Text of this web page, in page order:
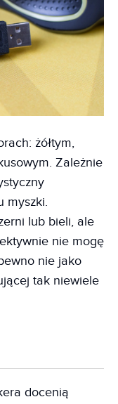
żółtym,
Zależnie
myszki.
lub bieli, ale
nie mogę
nie jako
tak niewiele
docenią